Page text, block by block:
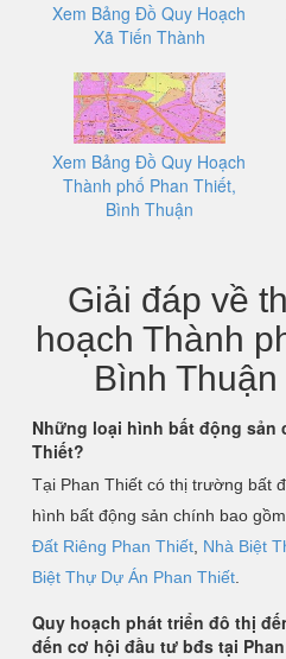
Xem Bảng Đồ Quy Hoạch
Xã Tiến Thành
Xem Bảng Đồ Quy Hoạch
Thành phố Phan Thiết,
Bình Thuận
Giải đáp về
hoạch Thành
Bình
Những loại hình bất động sản
Thiết?
Tại Phan Thiết có thị trường bất
hình bất động sản chính bao
Đất Riêng Phan Thiết Nhà Biệt
Biệt Thự Dự Án Phan Thiết
Quy hoạch phát triển đô thị
đến cơ hội đầu tư bđs tại